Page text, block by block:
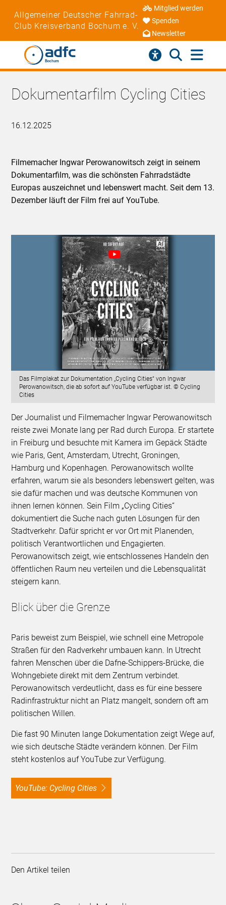
Allgemeiner Deutscher Fahrrad-
Club Kreisverband Bochum e. V.
Mitglied werden
Spenden
Newsletter
Dokumentarfilm Cycling Cities
16.12.2025
Filmemacher Ingwar Perowanowitsch zeigt in seinem
Dokumentarfilm, was die schönsten Fahrradstädte
Europas auszeichnet und lebenswert macht. Seit dem 13.
Dezember läuft der Film frei auf YouTube.
Das Filmplakat zur Dokumentation „Cycling Cities“ von Ingwar
Perowanowitsch, die ab sofort auf YouTube verfügbar ist. © Cycling
Cities
Der Journalist und Filmemacher Ingwar Perowanowitsch
reiste zwei Monate lang per Rad durch Europa. Er startete
in Freiburg und besuchte mit Kamera im Gepäck Städte
wie Paris, Gent, Amsterdam, Utrecht, Groningen,
Hamburg und Kopenhagen. Perowanowitsch wollte
erfahren, warum sie als besonders lebenswert gelten, was
sie dafür machen und was deutsche Kommunen von
ihnen lernen können. Sein Film „Cycling Cities“
dokumentiert die Suche nach guten Lösungen für den
Stadtverkehr. Dafür spricht er vor Ort mit Planenden,
politisch Verantwortlichen und Engagierten.
Perowanowitsch zeigt, wie entschlossenes Handeln den
öffentlichen Raum neu verteilen und die Lebensqualität
steigern kann.
Blick über die Grenze
Paris beweist zum Beispiel, wie schnell eine Metropole
Straßen für den Radverkehr umbauen kann. In Utrecht
fahren Menschen über die Dafne-Schippers-Brücke, die
Wohngebiete direkt mit dem Zentrum verbindet.
Perowanowitsch verdeutlicht, dass es für eine bessere
Radinfrastruktur nicht an Platz mangelt, sondern oft am
politischen Willen.
Die fast 90 Minuten lange Dokumentation zeigt Wege auf,
wie sich deutsche Städte verändern können. Der Film
steht kostenlos auf YouTube zur Verfügung.
YouTube: Cycling Cities
Den Artikel teilen